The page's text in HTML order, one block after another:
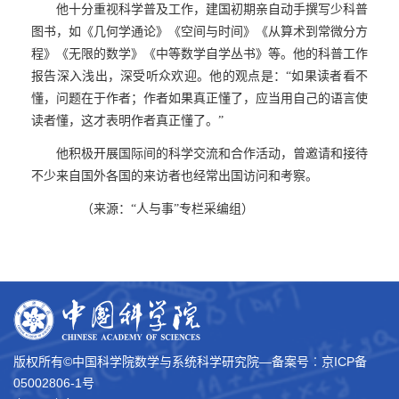
他十分重视科学普及工作，建国初期亲自动手撰写少科普
图书，如《几何学通论》《空间与时间》《从算术到常微分方
程》《无限的数学》《中等数学自学丛书》等。他的科普工作
报告深入浅出，深受听众欢迎。他的观点是：“如果读者看不
懂，问题在于作者；作者如果真正懂了，应当用自己的语言使
读者懂，这才表明作者真正懂了。”
他积极开展国际间的科学交流和合作活动，曾邀请和接待
不少来自国外各国的来访者也经常出国访问和考察。
（来源：“人与事”专栏采编组）
版权所有©中国科学院数学与系统科学研究院―备案号︰ 京ICP备
05002806-1号